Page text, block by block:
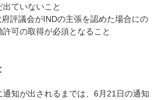
ていないこと
評議会がINDの主張を認めた場合にの
可の取得が必須となること
知が出されるまでは、6月21日の通知